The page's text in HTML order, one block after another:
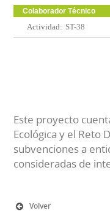
Colaborador Técnico
Actividad: ST-38
Este proyecto
Ecológica y el Reto
subvenciones a
consideradas de
Volver